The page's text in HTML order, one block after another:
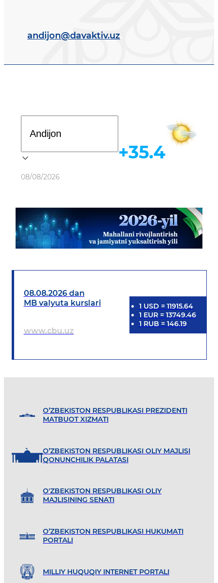
andijon@davaktiv.uz
Ob-havo
08/08/2026
+35.4
08.08.2026 dan
MB valyuta kurslari
www.cbu.uz
1 USD = 11915.64
1 EUR= 13749.46
1 RUB = 146.19
O’ZBEKISTON RESPUBLIKASI PREZIDENTI
MATBUOT XIZMATI
O’ZBEKISTON RESPUBLIKASI OLIY MAJLISI
QONUNCHILIK PALATASI
O'ZBEKISTON RESPUBLIKASI OLIY
MAJLISINING SENATI
O’ZBEKISTON RESPUBLIKASI HUKUMATI
PORTALI
MILLIY HUQUQIY INTERNET PORTALI